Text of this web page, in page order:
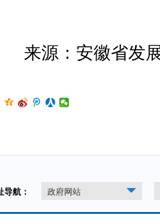
来源：安徽省发
导航： 政府网站